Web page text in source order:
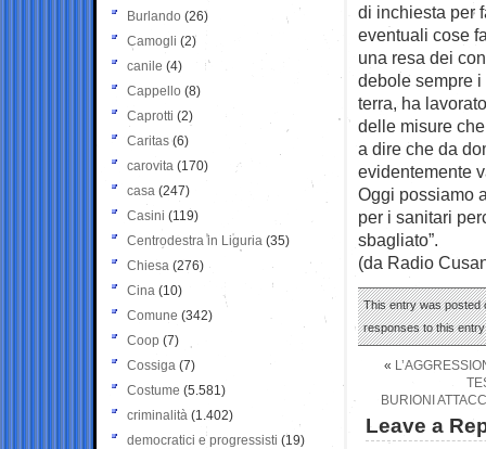
di inchiesta per
eventuali cose
una resa dei
debole sempre
terra, ha
delle misure
a dire che da
evidentemente
Oggi possiamo
per i sanitari
sbagliato”.
(da Radio
This entry was posted
responses to this
«
BURIONI
Leave a
Burlando (26)
Camogli (2)
canile (4)
Cappello (8)
Caprotti (2)
Caritas (6)
carovita (170)
casa (247)
Casini (119)
Centrodestra in Liguria (35)
Chiesa (276)
Cina (10)
Comune (342)
Coop (7)
Cossiga (7)
Costume (5.581)
criminalità (1.402)
democratici e progressisti (19)